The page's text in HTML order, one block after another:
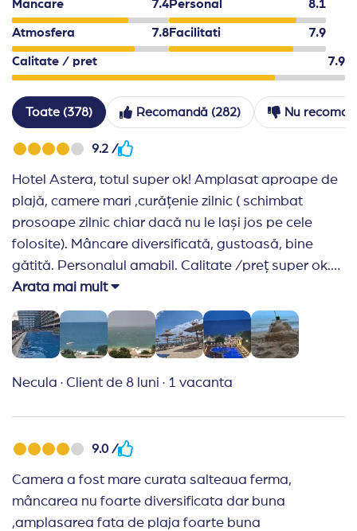
Un cod vestimentar adecvat este
Hotelul isi rezerva dreptul de a modifica
Mancare 7.4Personal 8.1
Atmosfera 7.8Facilitati 7.9
Calitate / pret 7.9
Toate (378) Recomandă (282) Nu
9.2 /
Hotel Astera, totul super ok! Amplasat aproape de
plajă, camere mari ,curățenie zilnic ( schimbat
prosoape zilnic chiar dacă nu le lași jos pe cele
folosite). Mâncare diversificată, gustoasă, bine
gătită. Personalul amabil. Calitate /preț super ok.
Singurul minus nu au animație pentru copii și ceva
distracție seara pentru adulți.
Recomand Travelplanner: Totul super ok!
Arata mai mult
Necula · Client de 8 luni · 1 vacanta
9.0 /
Camera a fost mare curata salteaua ferma,
mâncarea nu foarte diversificata dar buna
,amplasarea fata de plaja foarte buna